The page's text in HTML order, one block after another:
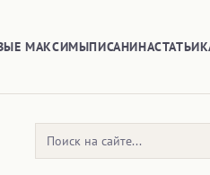
МАКСИМЫПИСАНИНАСТАТЬИ
Поиск: